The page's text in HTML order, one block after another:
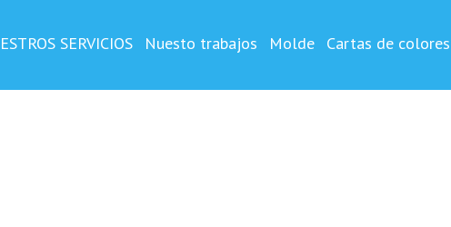
y impreso ,vertical
SERVICIOS Nuesto trabajos Molde Cartas de colores